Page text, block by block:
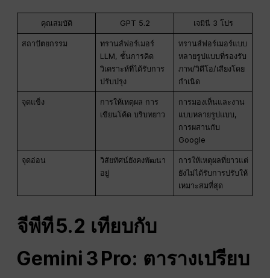
คุณสมบัติ GPT 5.2 เจมินี 3 โปร
สถาปัตยกรรม
ทรานส์ฟอร์เมอร์
LLM, ชั้นการคิด
วิเคราะห์ที่ได้รับการ
ปรับปรุง
ทรานส์ฟอร์เมอร์แบบ
หลายรูปแบบที่รองรับ
ภาพ/วิดีโอ/เสียงโดย
กำเนิด
จุดแข็ง
การให้เหตุผล การ
เขียนโค้ด บริบทยาว
การมองเห็นและงาน
แบบหลายรูปแบบ,
การผสานกับ
Google
จุดอ่อน
วิสัยทัศน์ยังคงพัฒนา
อยู่
การให้เหตุผลที่ยาวแต่
ยังไม่ได้รับการปรับให้
เหมาะสมที่สุด
จีพีที5.2 เทียบกับ
Gemini 3 Pro: ตารางเปรียบ